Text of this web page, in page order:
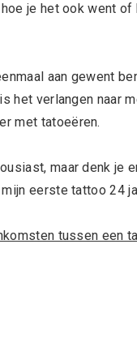
je het ook went
aan gewent
het verlangen naar
met tatoeëren.
maar denk je
eerste tattoo 24
tussen een